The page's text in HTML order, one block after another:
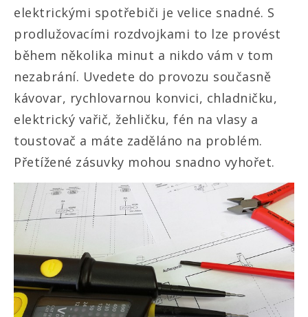
elektrickými spotřebiči je velice snadné. S
prodlužovacími rozdvojkami to lze provést
během několika minut a nikdo vám v tom
nezabrání. Uvedete do provozu současně
kávovar, rychlovarnou konvici, chladničku,
elektrický vařič, žehličku, fén na vlasy a
toustovač a máte zaděláno na problém.
Přetížené zásuvky mohou snadno vyhořet.